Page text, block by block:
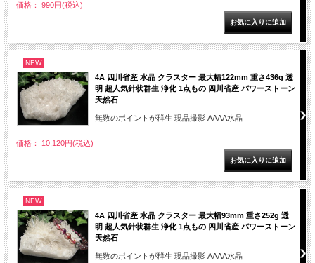
価格： 990円(税込)
NEW
4A 四川省産 水晶 クラスター 最大幅122mm 重さ436g 透
明 超人気針状群生 浄化 1点もの 四川省産 パワーストーン
天然石
無数のポイントが群生 現品撮影 AAAA水晶
価格： 10,120円(税込)
NEW
4A 四川省産 水晶 クラスター 最大幅93mm 重さ252g 透
明 超人気針状群生 浄化 1点もの 四川省産 パワーストーン
天然石
無数のポイントが群生 現品撮影 AAAA水晶